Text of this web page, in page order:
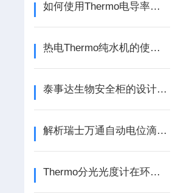
如何使用Thermo电导率仪进行测量？
热电Thermo纯水机的使用与保养规范
泰事达生物安全柜的设计特点
解析瑞士万通自动电位滴定仪的使用注意事项
Thermo分光光度计在环境监测中的应用